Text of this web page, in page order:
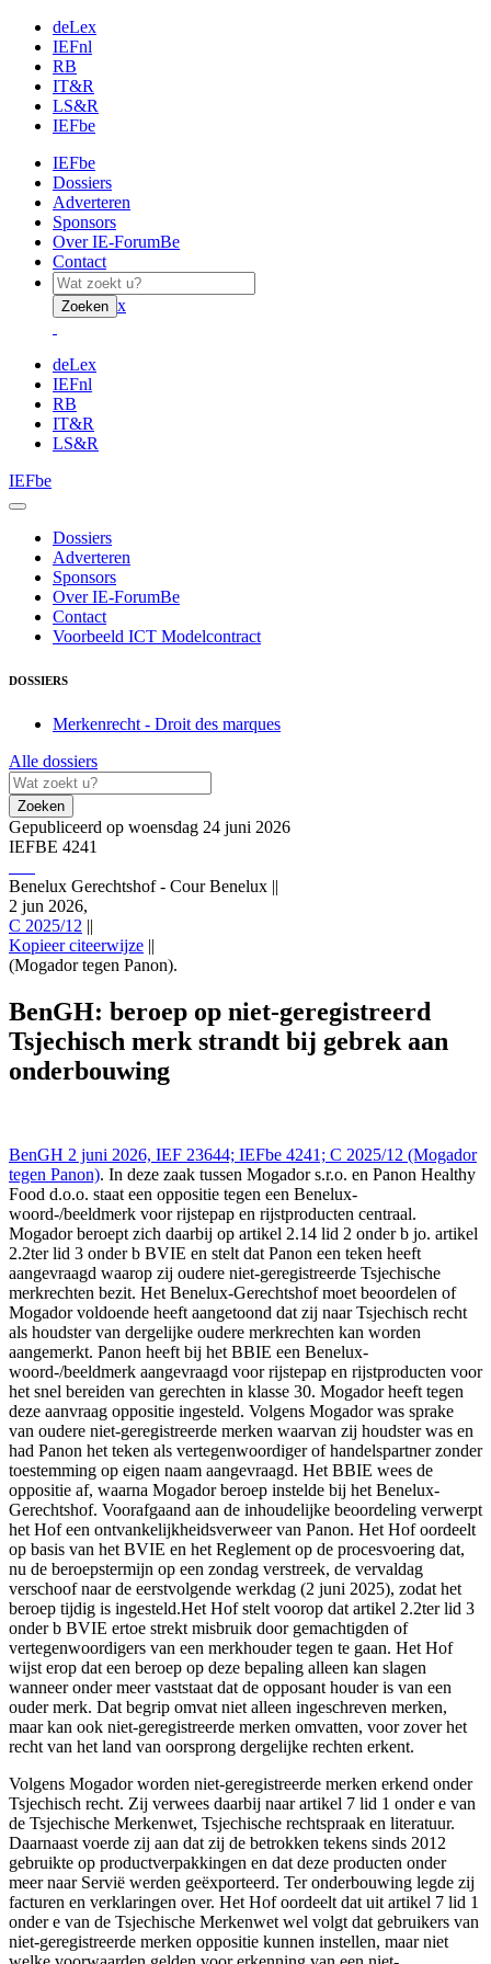
deLex
IEFnl
RB
IT&R
LS&R
IEFbe
IEFbe
Dossiers
Adverteren
Sponsors
Over IE-ForumBe
Contact
Zoeken x
deLex
IEFnl
RB
IT&R
LS&R
IEFbe
Dossiers
Adverteren
Sponsors
Over IE-ForumBe
Contact
Voorbeeld ICT Modelcontract
DOSSIERS
Merkenrecht - Droit des marques
Alle dossiers
Zoeken
Gepubliceerd op woensdag 24 juni 2026
IEFBE 4241
Benelux Gerechtshof - Cour Benelux ||
2 jun 2026,
C 2025/12 ||
Kopieer citeerwijze ||
(Mogador tegen Panon).
2025/12 ((Mogador tegen Panon).), https://redactie-
delex.cshark.nl/artikelen/bengh-beroep-op-niet-geregistreerd-
tsjechisch-merk-strandt-bij-gebrek-aan-onderbouwing
BenGH: beroep op niet-geregistreerd
Tsjechisch merk strandt bij gebrek aan
onderbouwing
BenGH 2 juni 2026, IEF 23644; IEFbe 4241; C 2025/12 (Mogador
tegen Panon). In deze zaak tussen Mogador s.r.o. en Panon Healthy
Food d.o.o. staat een oppositie tegen een Benelux-
woord-/beeldmerk voor rijstepap en rijstproducten centraal.
Mogador beroept zich daarbij op artikel 2.14 lid 2 onder b jo. artikel
2.2ter lid 3 onder b BVIE en stelt dat Panon een teken heeft
aangevraagd waarop zij oudere niet-geregistreerde Tsjechische
merkrechten bezit. Het Benelux-Gerechtshof moet beoordelen of
Mogador voldoende heeft aangetoond dat zij naar Tsjechisch recht
als houdster van dergelijke oudere merkrechten kan worden
aangemerkt. Panon heeft bij het BBIE een Benelux-
woord-/beeldmerk aangevraagd voor rijstepap en rijstproducten voor
het snel bereiden van gerechten in klasse 30. Mogador heeft tegen
deze aanvraag oppositie ingesteld. Volgens Mogador was sprake
van oudere niet-geregistreerde merken waarvan zij houdster was en
had Panon het teken als vertegenwoordiger of handelspartner zonder
toestemming op eigen naam aangevraagd. Het BBIE wees de
oppositie af, waarna Mogador beroep instelde bij het Benelux-
Gerechtshof. Voorafgaand aan de inhoudelijke beoordeling verwerpt
het Hof een ontvankelijkheidsverweer van Panon. Het Hof oordeelt
op basis van het BVIE en het Reglement op de procesvoering dat,
nu de beroepstermijn op een zondag verstreek, de vervaldag
verschoof naar de eerstvolgende werkdag (2 juni 2025), zodat het
beroep tijdig is ingesteld.Het Hof stelt voorop dat artikel 2.2ter lid 3
onder b BVIE ertoe strekt misbruik door gemachtigden of
vertegenwoordigers van een merkhouder tegen te gaan. Het Hof
wijst erop dat een beroep op deze bepaling alleen kan slagen
wanneer onder meer vaststaat dat de opposant houder is van een
ouder merk. Dat begrip omvat niet alleen ingeschreven merken,
maar kan ook niet-geregistreerde merken omvatten, voor zover het
recht van het land van oorsprong dergelijke rechten erkent.
Volgens Mogador worden niet-geregistreerde merken erkend onder
Tsjechisch recht. Zij verwees daarbij naar artikel 7 lid 1 onder e van
de Tsjechische Merkenwet, Tsjechische rechtspraak en literatuur.
Daarnaast voerde zij aan dat zij de betrokken tekens sinds 2012
gebruikte op productverpakkingen en dat deze producten onder
meer naar Servië werden geëxporteerd. Ter onderbouwing legde zij
facturen en verklaringen over. Het Hof oordeelt dat uit artikel 7 lid 1
onder e van de Tsjechische Merkenwet wel volgt dat gebruikers van
niet-geregistreerde merken oppositie kunnen instellen, maar niet